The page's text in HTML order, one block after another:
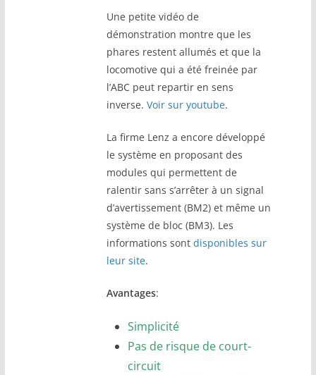
Une petite vidéo de
démonstration montre que les
phares restent allumés et que la
locomotive qui a été freinée par
l’ABC peut repartir en sens
inverse. Voir sur youtube.
La firme Lenz a encore développé
le système en proposant des
modules qui permettent de
ralentir sans s’arrêter à un signal
d’avertissement (BM2) et même un
système de bloc (BM3). Les
informations sont disponibles sur
leur site.
Avantages:
Simplicité
Pas de risque de court-
circuit